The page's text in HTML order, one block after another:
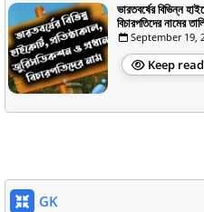
ভারতবর্ষের বিভিন্ন
বিচারপতিদের নামের
September 19,
Keep
GK